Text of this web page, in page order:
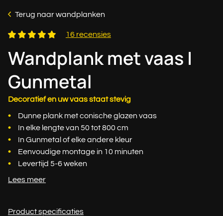
Terug naar wandplanken
16 recensies
Wandplank met vaas |
Gunmetal
Decoratief en uw vaas staat stevig
Dunne plank met conische glazen vaas
In elke lengte van 50 tot 800 cm
In Gunmetal of elke andere kleur
Eenvoudige montage in 10 minuten
Levertijd 5-6 weken
Lees meer
Product specificaties